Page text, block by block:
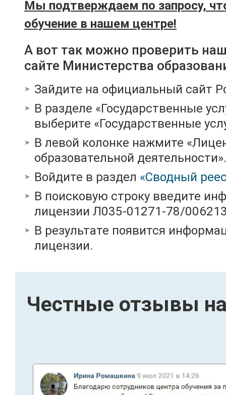
Мы подтверждаем по запросу,
обучение в нашем центре!
А вот так можно проверить
сайте Министерства
Зайдите на официальный сайт
В разделе «Государственные
выберите «Государственные
В левой колонке нажмите
образовательной деятельности».
Войдите в раздел «Сводный
В поисковую строку введите
лицензии Л035-01271-78/
В результате появится
лицензии.
Честные отзывы